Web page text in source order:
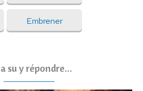
Embrener
su y répondre...